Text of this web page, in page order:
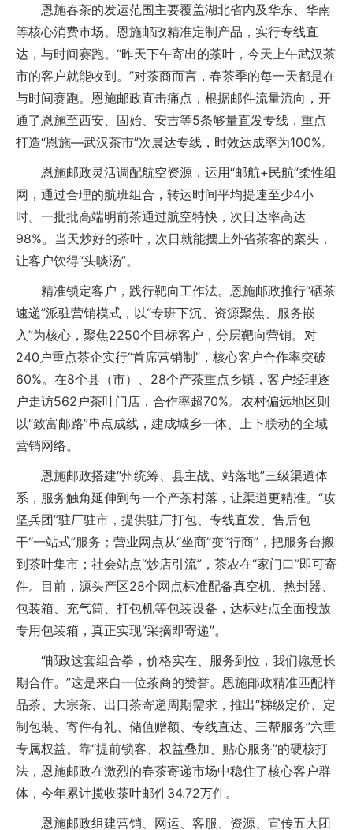
恩施春茶的发运范围主要覆盖湖北省内及华东、华南
等核心消费市场。恩施邮政精准定制产品，实行专线直
达，与时间赛跑。“昨天下午寄出的茶叶，今天上午武汉茶
市的客户就能收到。”对茶商而言，春茶季的每一天都是在
与时间赛跑。恩施邮政直击痛点，根据邮件流量流向，开
通了恩施至西安、固始、安吉等5条够量直发专线，重点
打造“恩施—武汉茶市”次晨达专线，时效达成率为100%。
恩施邮政灵活调配航空资源，运用“邮航+民航”柔性组
网，通过合理的航班组合，转运时间平均提速至少4小
时。一批批高端明前茶通过航空特快，次日达率高达
98%。当天炒好的茶叶，次日就能摆上外省茶客的案头，
让客户饮得“头啖汤”。
精准锁定客户，践行靶向工作法。恩施邮政推行“硒茶
速递”派驻营销模式，以“专班下沉、资源聚焦、服务嵌
入”为核心，聚焦2250个目标客户，分层靶向营销。对
240户重点茶企实行“首席营销制”，核心客户合作率突破
60%。在8个县（市）、28个产茶重点乡镇，客户经理逐
户走访562户茶叶门店，合作率超70%。农村偏远地区则
以“致富邮路”串点成线，建成城乡一体、上下联动的全域
营销网络。
恩施邮政搭建“州统筹、县主战、站落地”三级渠道体
系，服务触角延伸到每一个产茶村落，让渠道更精准。“攻
坚兵团”驻厂驻市，提供驻厂打包、专线直发、售后包
干“一站式”服务；营业网点从“坐商”变“行商”，把服务台搬
到茶叶集市；社会站点“炒店引流”，茶农在“家门口”即可寄
件。目前，源头产区28个网点标准配备真空机、热封器、
包装箱、充气筒、打包机等包装设备，达标站点全面投放
专用包装箱，真正实现“采摘即寄递”。
“邮政这套组合拳，价格实在、服务到位，我们愿意长
期合作。”这是来自一位茶商的赞誉。恩施邮政精准匹配样
品茶、大宗茶、出口茶寄递周期需求，推出“梯级定价、定
制包装、寄件有礼、储值赠额、专线直达、三帮服务”六重
专属权益。靠“提前锁客、权益叠加、贴心服务”的硬核打
法，恩施邮政在激烈的春茶寄递市场中稳住了核心客户群
体，今年累计揽收茶叶邮件34.72万件。
恩施邮政组建营销、网运、客服、资源、宣传五大团